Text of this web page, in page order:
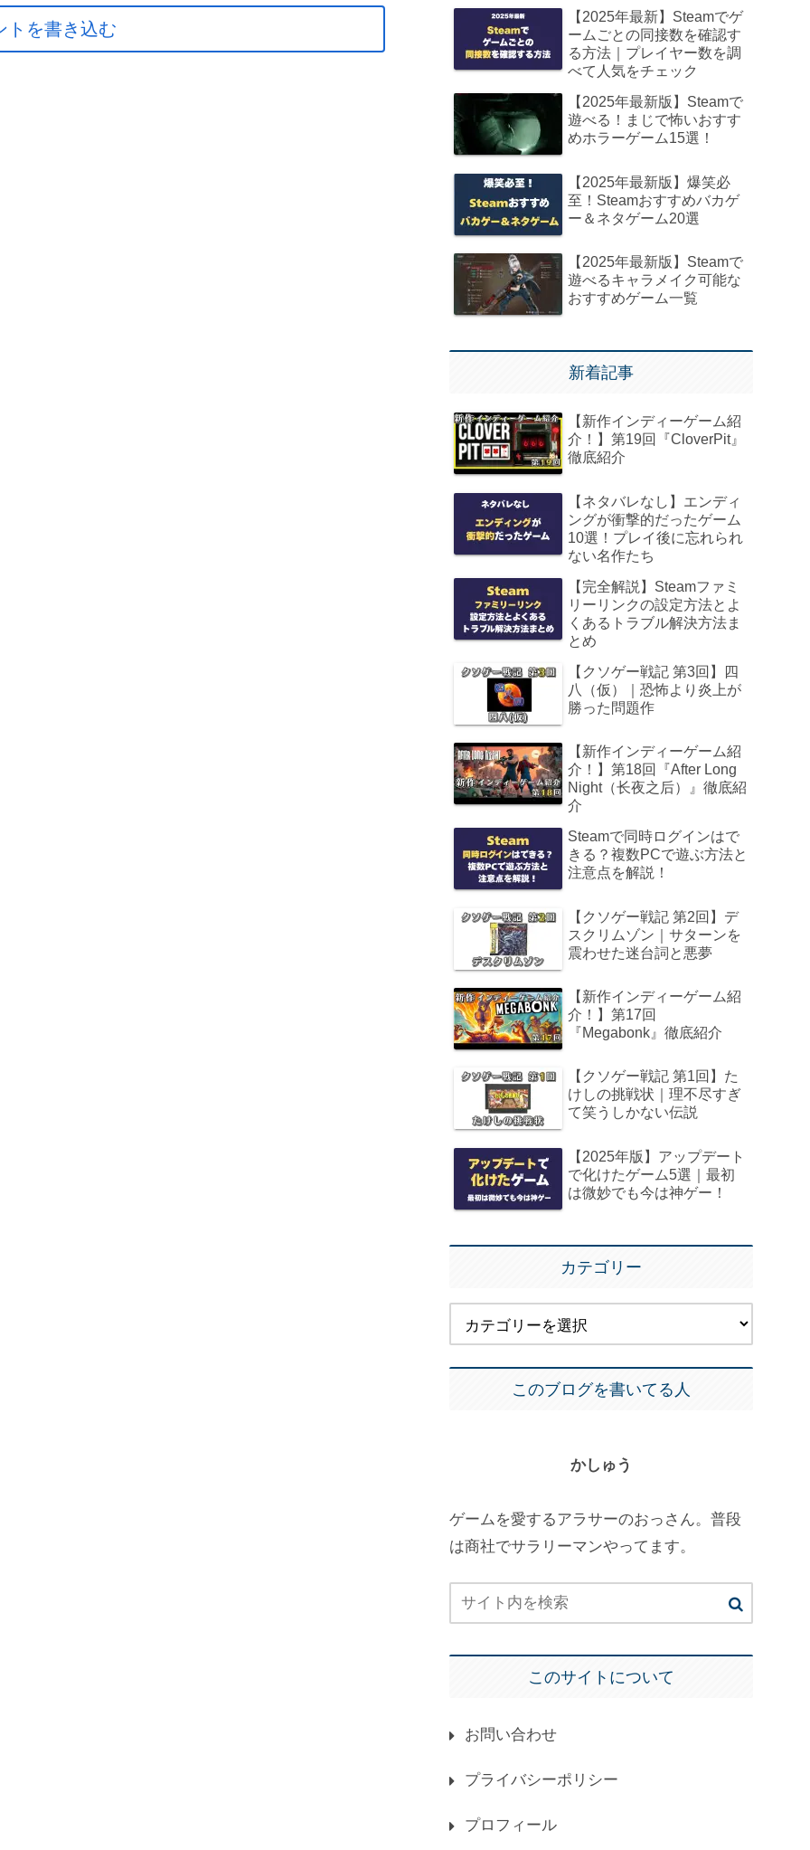
トを書き込む
【2025年最新】Steamでゲ
ームごとの同接数を確認す
る方法｜プレイヤー数を調
べて人気をチェック
【2025年最新版】Steamで
遊べる！まじで怖いおすす
めホラーゲーム15選！
【2025年最新版】爆笑必
至！Steamおすすめバカゲ
ー＆ネタゲーム20選
【2025年最新版】Steamで
遊べるキャラメイク可能な
おすすめゲーム一覧
新着記事
【新作インディーゲーム紹
介！】第19回『CloverPit』
徹底紹介
【ネタバレなし】エンディ
ングが衝撃的だったゲーム
10選！プレイ後に忘れられ
ない名作たち
【完全解説】Steamファミ
リーリンクの設定方法とよ
くあるトラブル解決方法ま
とめ
【クソゲー戦記 第3回】四
八（仮）｜恐怖より炎上が
勝った問題作
【新作インディーゲーム紹
介！】第18回『After Long
Night（长夜之后）』徹底紹
介
Steamで同時ログインはで
きる？複数PCで遊ぶ方法と
注意点を解説！
【クソゲー戦記 第2回】デ
スクリムゾン｜サターンを
震わせた迷台詞と悪夢
【新作インディーゲーム紹
介！】第17回
『Megabonk』徹底紹介
【クソゲー戦記 第1回】た
けしの挑戦状｜理不尽すぎ
て笑うしかない伝説
【2025年版】アップデート
で化けたゲーム5選｜最初
は微妙でも今は神ゲー！
カテゴリー
このブログを書いてる人
かしゅう
ゲームを愛するアラサーのおっさん。普段
は商社でサラリーマンやってます。
このサイトについて
お問い合わせ
プライバシーポリシー
プロフィール